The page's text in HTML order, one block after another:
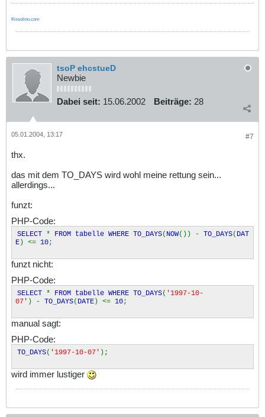
Kissolino.com
tsoP ehcstueD
Newbie
Dabei seit: 15.06.2002 Beiträge: 28
#7
05.01.2004, 13:17
thx.
das mit dem TO_DAYS wird wohl meine rettung sein...
allerdings...
funzt:
PHP-Code:
SELECT * FROM tabelle WHERE TO_DAYS( NOW()) - TO_DAYS( DAT
E) <= 10;
funzt nicht:
PHP-Code:
SELECT * FROM tabelle WHERE TO_DAYS( '1997-10-
07' ) - TO_DAYS( DATE) <= 10;
manual sagt:
PHP-Code:
TO_DAYS( '1997-10-07' );
wird immer lustiger